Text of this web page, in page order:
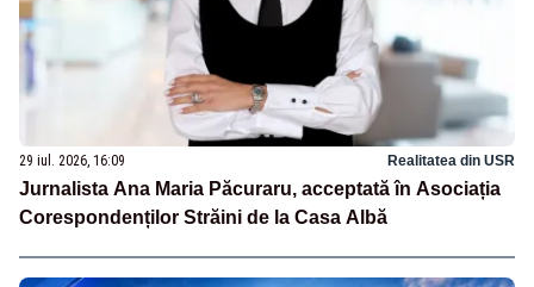
29 iul. 2026, 16:09 Realitatea din USR
Jurnalista Ana Maria Păcuraru, acceptată în Asociația
Corespondenților Străini de la Casa Albă